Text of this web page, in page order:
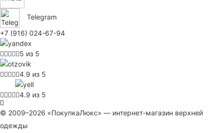
Telegram
+7 (916) 024-67-94
5 из 5
4.9 из 5
4.9 из 5
© 2009–2026 «ПокупкаЛюкс» — интернет-магазин верхней
одежды